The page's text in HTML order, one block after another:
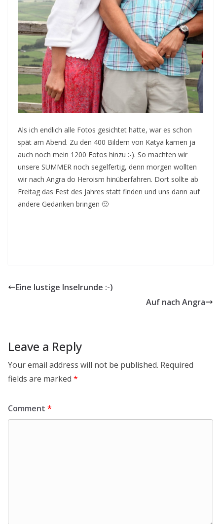
Als ich endlich alle Fotos gesichtet hatte, war es schon
spät am Abend. Zu den 400 Bildern von Katya kamen ja
auch noch mein 1200 Fotos hinzu :-). So machten wir
unsere SUMMER noch segelfertig, denn morgen wollten
wir nach Angra do Heroism hinüberfahren. Dort sollte ab
Freitag das Fest des Jahres statt finden und uns dann auf
andere Gedanken bringen 🙂
Eine lustige Inselrunde :-)
Auf nach Angra
Leave a Reply
Your email address will not be published. Required
fields are marked *
Comment *